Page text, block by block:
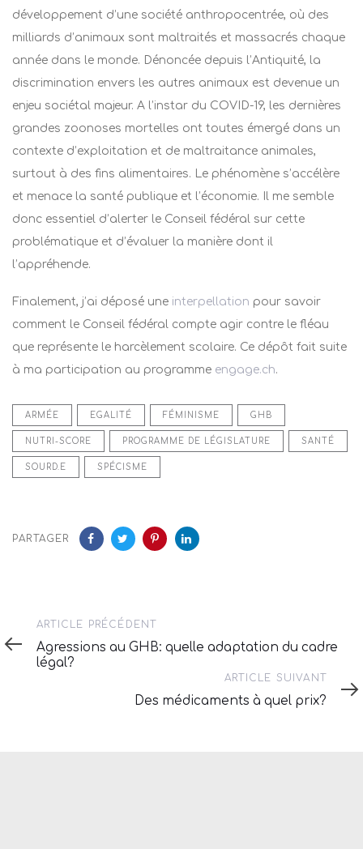
développement d’une société anthropocentrée, où des
milliards d’animaux sont maltraités et massacrés chaque
année dans le monde. Dénoncée depuis l’Antiquité, la
discrimination envers les autres animaux est devenue un
enjeu sociétal majeur. A l’instar du COVID-19, les dernières
grandes zoonoses mortelles ont toutes émergé dans un
contexte d’exploitation et de maltraitance animales,
surtout à des fins alimentaires. Le phénomène s’accélère
et menace la santé publique et l’économie. Il me semble
donc essentiel d’alerter le Conseil fédéral sur cette
problématique et d’évaluer la manière dont il
l’appréhende.
Finalement, j’ai déposé une interpellation pour savoir
comment le Conseil fédéral compte agir contre le fléau
que représente le harcèlement scolaire. Ce dépôt fait suite
à ma participation au programme engage.ch.
ARMÉE EGALITÉ FÉMINISME GHB
NUTRI-SCORE PROGRAMME DE LÉGISLATURE SANTÉ
SOURD.E SPÉCISME
PARTAGER
Article
précédent
ARTICLE PRÉCÉDENT
Agressions au GHB: quelle adaptation du cadre
légal?
suivant
ARTICLE SUIVANT
Des médicaments à quel prix?